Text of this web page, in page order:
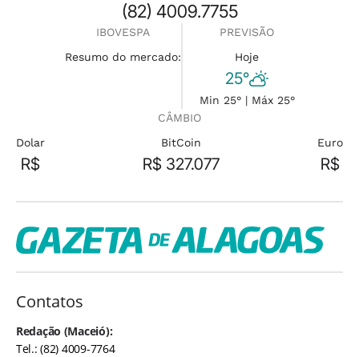
(82) 4009.7755
IBOVESPA
Resumo do mercado:
PREVISÃO
Hoje
25°
Min 25° | Máx 25°
CÂMBIO
Dolar
R$
BitCoin
R$ 327.077
Euro
R$
Contatos
Redação (Maceió):
Tel.: (82) 4009-7764